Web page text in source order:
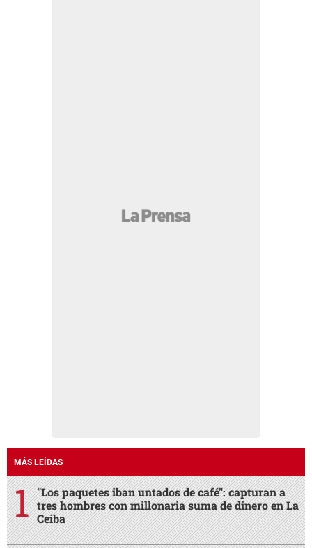
MÁS LEÍDAS
"Los paquetes iban untados de café": capturan a
tres hombres con millonaria suma de dinero en La
Ceiba